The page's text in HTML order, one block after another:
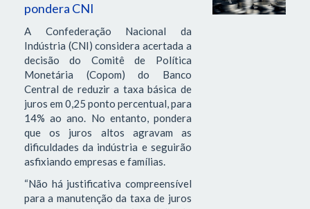
pondera CNI
A Confederação Nacional da
Indústria (CNI) considera acertada a
decisão do Comitê de Política
Monetária (Copom) do Banco
Central de reduzir a taxa básica de
juros em 0,25 ponto percentual, para
14% ao ano. No entanto, pondera
que os juros altos agravam as
dificuldades da indústria e seguirão
asfixiando empresas e famílias.
“Não há justificativa compreensível
para a manutenção da taxa de juros